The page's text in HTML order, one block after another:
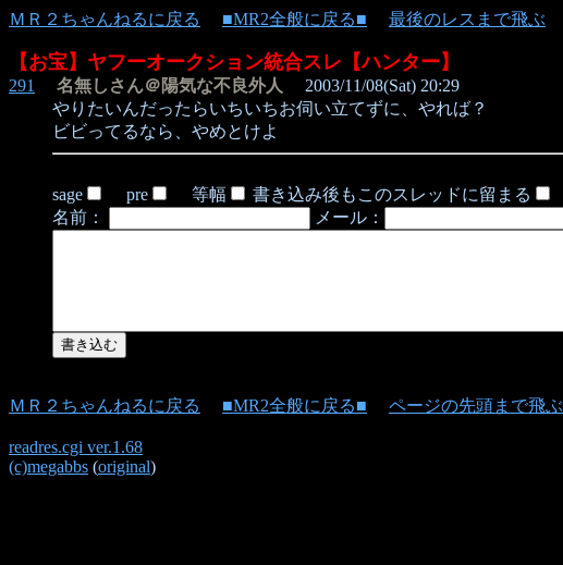
ＭＲ２ちゃんねるに戻る ■MR2全般に戻る■ 最後のレスまで飛ぶ
【お宝】ヤフーオークション統合スレ【ハンター】
291 名無しさん＠陽気な不良外人
2003/11/08(Sat) 20:29
やりたいんだったらいちいちお伺い立てずに、やれば？
ビビってるなら、やめとけよ
sage pre 等幅
書き込み後もこのスレッドに留まる
名前：
メール：
ＭＲ２ちゃんねるに戻る ■MR2全般に戻る■ ページの先頭まで飛ぶ
readres.cgi ver.1.68
(c)megabbs (original)